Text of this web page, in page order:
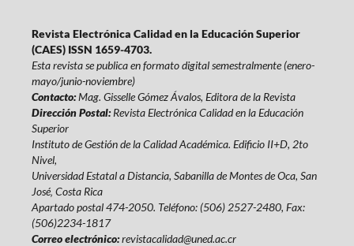
Revista Electrónica Calidad en la Educación Superior
(CAES) ISSN 1659-4703.
Esta revista se publica en formato digital semestralmente (enero-
mayo/junio-noviembre)
Contacto:Mag. Gisselle Gómez Ávalos, Editora de la Revista
Dirección Postal:Revista Electrónica Calidad en la Educación
Superior
Instituto de Gestión de la Calidad Académica. Edificio II+D, 2to
Nivel,
Universidad Estatal a Distancia, Sabanilla de Montes de Oca, San
José‚ Costa Rica
Apartado postal 474-2050. Teléfono: (506) 2527-2480, Fax:
(506)2234-1817
Correo electrónico:revistacalidad@uned.ac.cr